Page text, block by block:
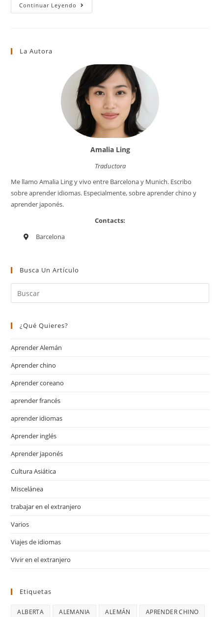
Continuar Leyendo Español
Sin
La Autora
Amalia Ling
Traductora
Me llamo Amalia Ling y vivo entre Barcelona y Munich. Escribo
sobre aprender idiomas. Especialmente, sobre aprender chino y
aprender japonés.
Contacts:
Barcelona
Busca Un Artículo
¿Qué Quieres?
Aprender Alemán
Aprender chino
Aprender coreano
aprender francés
aprender idiomas
Aprender inglés
Aprender japonés
Cultura Asiática
Miscelánea
trabajar en el extranjero
Varios
Viajes de idiomas
Vivir en el extranjero
Etiquetas
ALBERTA ALEMANIA ALEMÁN APRENDER CHINO